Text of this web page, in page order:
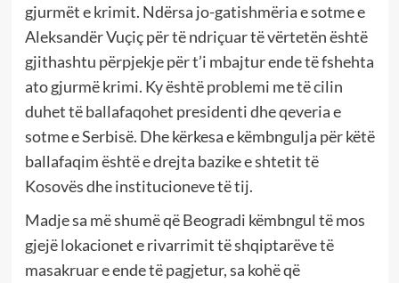
gjurmët e krimit. Ndërsa jo-gatishmëria e sotme e
Aleksandër Vuçiç për të ndriçuar të vërtetën është
gjithashtu përpjekje për t’i mbajtur ende të fshehta
ato gjurmë krimi. Ky është problemi me të cilin
duhet të ballafaqohet presidenti dhe qeveria e
sotme e Serbisë. Dhe kërkesa e këmbngulja për këtë
ballafaqim është e drejta bazike e shtetit të
Kosovës dhe institucioneve të tij.
Madje sa më shumë që Beogradi këmbngul të mos
gjejë lokacionet e rivarrimit të shqiptarëve të
masakruar e ende të pagjetur, sa kohë që